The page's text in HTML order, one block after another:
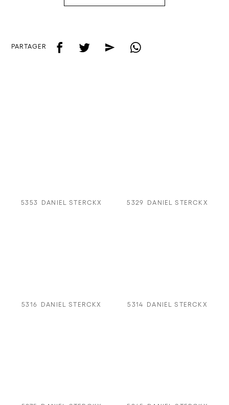
PARTAGER f t e w
5353 DANIEL STERCKX 5329 DANIEL STERCKX
5316 DANIEL STERCKX 5314 DANIEL STERCKX